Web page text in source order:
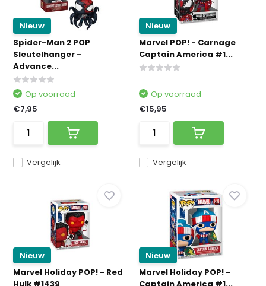
Nieuw
Spider-Man 2 POP
Sleutelhanger -
Advance...
Vergelijk
Op voorraad
€7,95
Nieuw
Marvel POP! - Carnage
Captain America #1...
Vergelijk
Op voorraad
€15,95
Nieuw
Marvel Holiday POP! - Red
Nieuw
Marvel Holiday POP! -